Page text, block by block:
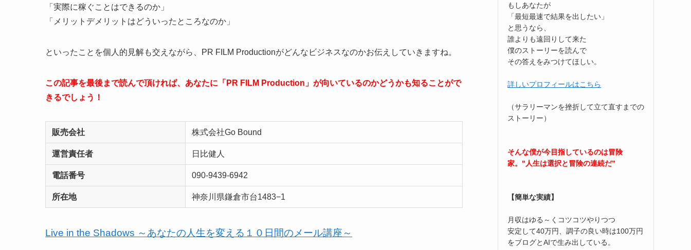
「実際に稼ぐことはできるのか」
「メリットデメリットはどういったところなのか」
といったことを個人的見解も交えながら、PR FILM Productionがどんなビジネスなのかお伝えしていきますね。
この記事を最後まで読んで頂ければ、あなたに「PR FILM Production」が向いているのかどうかも知ることがで
きるでしょう！
販売会社 株式会社Go Bound
運営責任者 日比健人
電話番号 090-9439-6942
所在地 神奈川県鎌倉市台1483−1
Live in the Shadows ～あなたの人生を変える１０日間のメール講座～
もしあなたが
「最短最速で結果を出したい」
と思うなら、
誰よりも遠回りして来た
僕のストーリーを読んで
その答えをみつけてほしい。
詳しいプロフィールはこちら
（サラリーマンを挫折して立て直すまでの
ストーリー）
そんな僕が今目指しているのは冒険
家。"人生は選択と冒険の連続だ”
【簡単な実績】
月収はゆる～くコツコツやりつつ
安定して40万円、調子の良い時は100万円
をブログとAIで生み出している。